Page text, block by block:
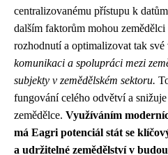
centralizovanému přístupu k
dalším faktorům mohou
rozhodnutí a optimalizovat tak své
komunikaci a spolupráci mezi
subjekty v zemědělském sektoru.
fungování celého odvětví a
zemědělce. Využíváním
má Eagri potenciál stát se
a udržitelné zemědělství v